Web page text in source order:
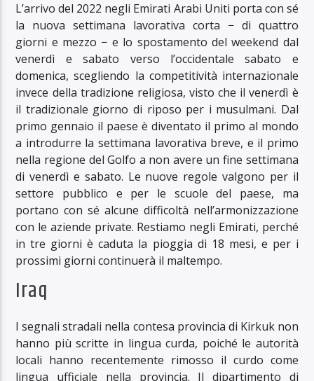
L’arrivo del 2022 negli Emirati Arabi Uniti porta con sé
la nuova settimana lavorativa corta − di quattro
giorni e mezzo − e lo spostamento del weekend dal
venerdì e sabato verso l’occidentale sabato e
domenica, scegliendo la competitività internazionale
invece della tradizione religiosa, visto che il venerdì è
il tradizionale giorno di riposo per i musulmani. Dal
primo gennaio il paese è diventato il primo al mondo
a introdurre la settimana lavorativa breve, e il primo
nella regione del Golfo a non avere un fine settimana
di venerdì e sabato. Le nuove regole valgono per il
settore pubblico e per le scuole del paese, ma
portano con sé alcune difficoltà nell’armonizzazione
con le aziende private. Restiamo negli Emirati, perché
in tre giorni è caduta la pioggia di 18 mesi, e per i
prossimi giorni continuerà il maltempo.
Iraq
I segnali stradali nella contesa provincia di Kirkuk non
hanno più scritte in lingua curda, poiché le autorità
locali hanno recentemente rimosso il curdo come
lingua ufficiale nella provincia. Il dipartimento di